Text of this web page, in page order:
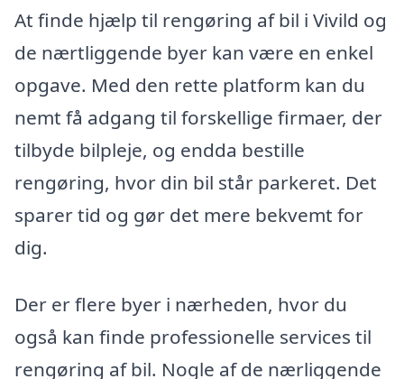
At finde hjælp til rengøring af bil i Vivild og
de nærtliggende byer kan være en enkel
opgave. Med den rette platform kan du
nemt få adgang til forskellige firmaer, der
tilbyde bilpleje, og endda bestille
rengøring, hvor din bil står parkeret. Det
sparer tid og gør det mere bekvemt for
dig.
Der er flere byer i nærheden, hvor du
også kan finde professionelle services til
rengøring af bil. Nogle af de nærliggende